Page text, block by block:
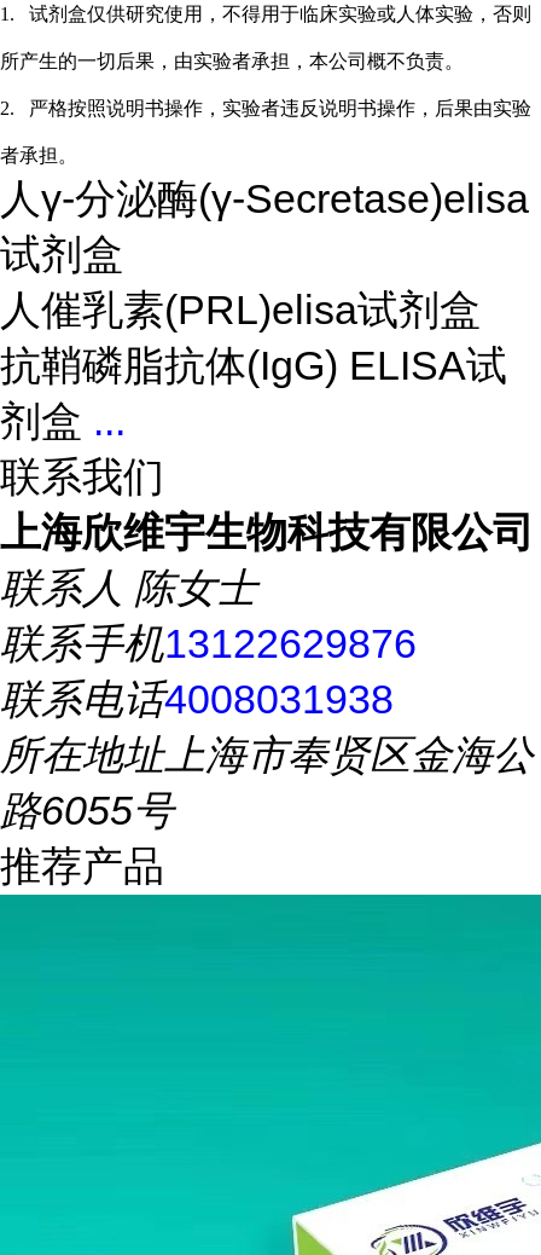
1. 试剂盒仅供研究使用，不得用于临床实验或人 体实验，否则
所产生的一切后果，由实验者承担，本公司概不负责。
2. 严格按照说明书操作，实验者违反说明书操作，后果由实验
者承担。
人γ-分泌酶(γ-Secretase)elisa
试剂盒
人催乳素(PRL)elisa试剂盒
抗鞘磷脂抗体(IgG) ELISA试
剂盒 ...
联系我们
上海欣维宇生物科技有限公司
联系人 陈女士
联系手机13122629876
联系电话4008031938
所在地址上海市奉贤区金海公
路6055号
推荐产品